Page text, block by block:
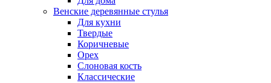
Венские деревянные стулья
Для кухни
Твердые
Коричневые
Орех
Слоновая кость
Классические